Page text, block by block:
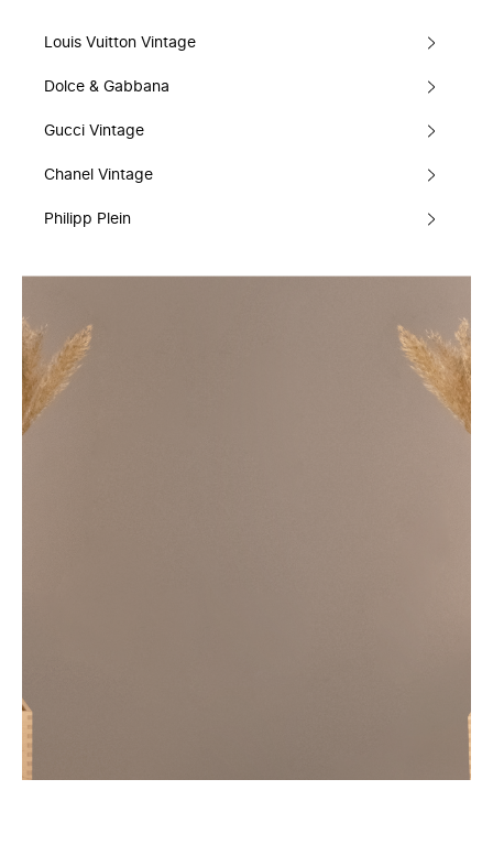
Louis Vuitton Vintage
Dolce & Gabbana
Gucci Vintage
Chanel Vintage
Philipp Plein